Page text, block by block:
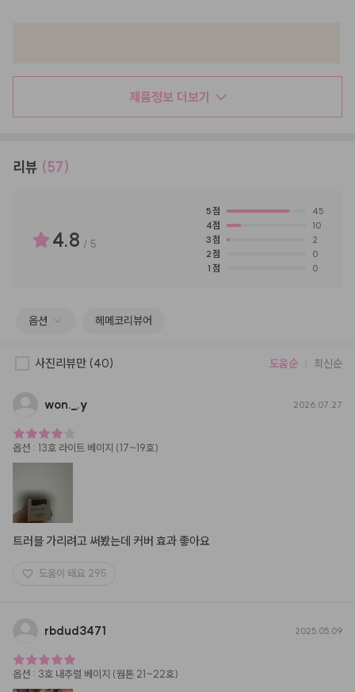
제품정보 더보기
리뷰 (57)
4.8 / 5
5점
45
4점
10
3점
2
2점
0
1 점 0
옵션 헤메코리뷰어
사진리뷰만 (40) 도움순 최신순
won. .y 2026.07.27
옵션 : 13호 라이트 베이지 (17~19호)
트러블 가리려고 써봤는데 커버 효과 좋아요
도움이 돼요 295
rbdud3471 2025.05.09
옵션 : 3호 내추럴 베이지 (웜톤 21~22호)